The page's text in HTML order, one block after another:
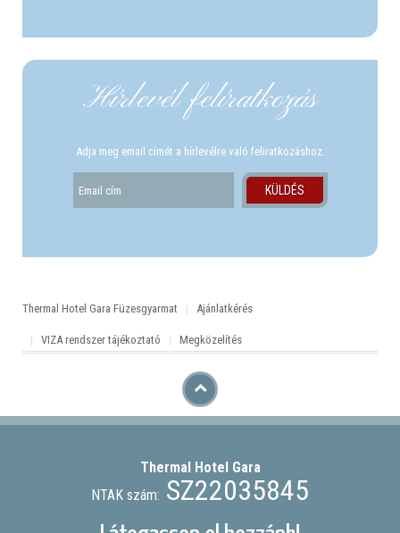
Hírlevél felíratkozás
Adja meg email címét a hírlevélre való feliratkozáshoz.
Thermal Hotel Gara Füzesgyarmat Ajánlatkérés
VIZA rendszer tájékoztató Megközelítés
Thermal Hotel Gara
NTAK szám: SZ22035845